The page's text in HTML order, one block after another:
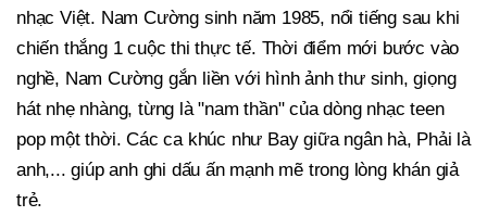
nhạc Việt. Nam Cường sinh năm 1985, nổi tiếng sau khi
chiến thắng 1 cuộc thi thực tế. Thời điểm mới bước vào
nghề, Nam Cường gắn liền với hình ảnh thư sinh, giọng
hát nhẹ nhàng, từng là "nam thần" của dòng nhạc teen
pop một thời. Các ca khúc như Bay giữa ngân hà, Phải là
anh,... giúp anh ghi dấu ấn mạnh mẽ trong lòng khán giả
trẻ.